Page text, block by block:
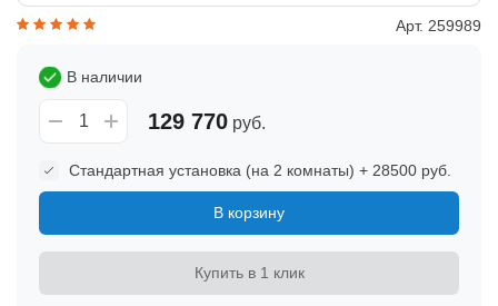
Арт. 259989
В наличии
129 770 руб.
Стандартная установка (на 2 комнаты) + 28500 руб.
В корзину
Купить в 1 клик